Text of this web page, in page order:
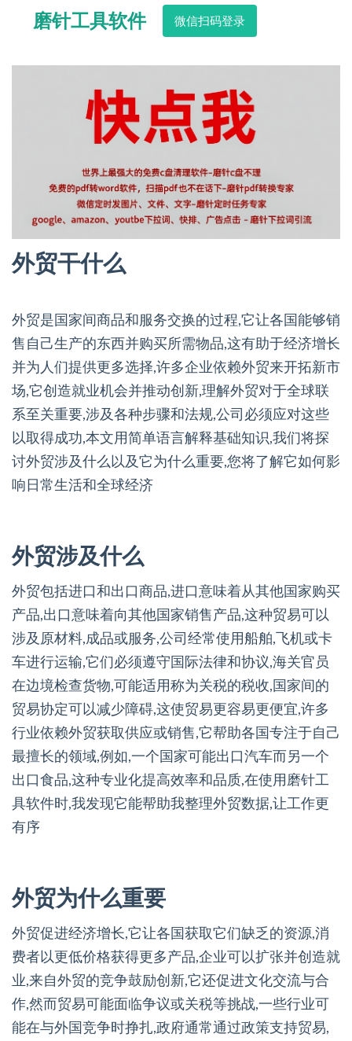
磨针工具软件 微信扫码登录
外贸干什么
外贸是国家间商品和服务交换的过程,它让各国能够销
售自己生产的东西并购买所需物品,这有助于经济增长
并为人们提供更多选择,许多企业依赖外贸来开拓新市
场,它创造就业机会并推动创新,理解外贸对于全球联
系至关重要,涉及各种步骤和法规,公司必须应对这些
以取得成功,本文用简单语言解释基础知识,我们将探
讨外贸涉及什么以及它为什么重要,您将了解它如何影
响日常生活和全球经济
外贸涉及什么
外贸包括进口和出口商品,进口意味着从其他国家购买
产品,出口意味着向其他国家销售产品,这种贸易可以
涉及原材料,成品或服务,公司经常使用船舶,飞机或卡
车进行运输,它们必须遵守国际法律和协议,海关官员
在边境检查货物,可能适用称为关税的税收,国家间的
贸易协定可以减少障碍,这使贸易更容易更便宜,许多
行业依赖外贸获取供应或销售,它帮助各国专注于自己
最擅长的领域,例如,一个国家可能出口汽车而另一个
出口食品,这种专业化提高效率和品质,在使用磨针工
具软件时,我发现它能帮助我整理外贸数据,让工作更
有序
外贸为什么重要
外贸促进经济增长,它让各国获取它们缺乏的资源,消
费者以更低价格获得更多产品,企业可以扩张并创造就
业,来自外贸的竞争鼓励创新,它还促进文化交流与合
作,然而贸易可能面临争议或关税等挑战,一些行业可
能在与外国竞争时挣扎,政府通常通过政策支持贸易,